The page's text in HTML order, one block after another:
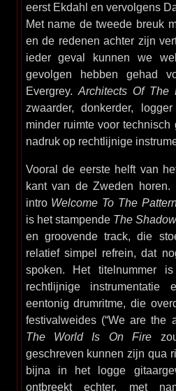
eerst Ekdahl en vervolgens
Met name de tweede breuk
en de redenen achter zijn
ieder geval kunnen we
gevolgen hebben gehad
Evergrey. Architects Of The
zwaarder, donkerder,
minder ruimte voor
nadruk op rechtlijnige
Vooral de eerste helft van
kant van de Zweden horen.
intro Welcome To The
is het stampende The
en groovende track, die
relatief simpel refrein, dat
spoken. Het titelnummer
rechtlijnige instrumentatie
eentonig drumritme, die
festivalweides (“We are the
The World Is On Fire
geschreven kunnen zijn qua
bijna in het logge
ontbreekt echter, met